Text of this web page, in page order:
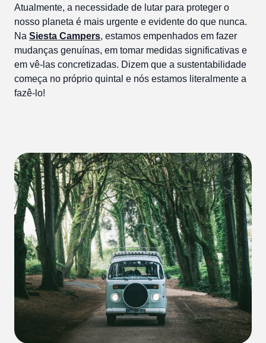
Atualmente, a necessidade de lutar para proteger o
nosso planeta é mais urgente e evidente do que nunca.
Na Siesta Campers, estamos empenhados em fazer
mudanças genuínas, em tomar medidas significativas e
em vê-las concretizadas. Dizem que a sustentabilidade
começa no próprio quintal e nós estamos literalmente a
fazê-lo!